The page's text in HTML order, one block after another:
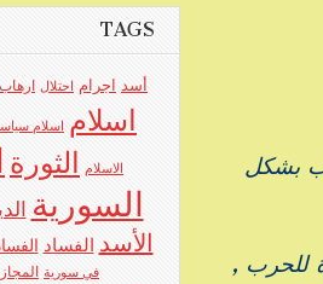
بشكل
للحرب ,
TAGS
أسد اجرام احتلال ارهاب
اسلام اسلام
الاسلام الثورة
السورية
الأسد
الفساد
في سورية